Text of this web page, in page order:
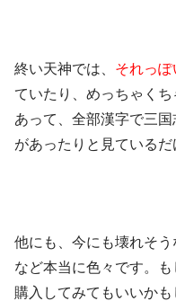
終い天神では、 それっ
ていたり、めっちゃく
あって、全部漢字で三国
があったりと見ているだ
他にも、今にも壊れそ
など本当に色々です。
購入してみてもいいかも